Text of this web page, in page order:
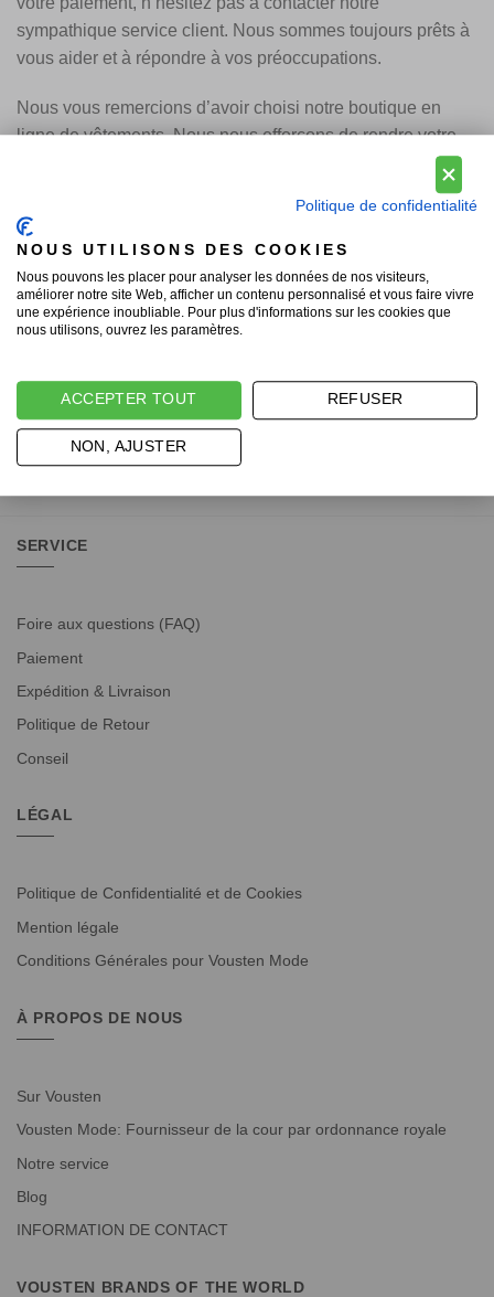
sympathique service client. Nous sommes toujours prêts à
vous aider et à répondre à vos préoccupations.
Nous vous remercions d’avoir choisi notre boutique en
ligne de vêtements. Nous nous efforçons de rendre votre
expérience d’achat aussi agréable que possible, de la
réalisation sécurisée et facile de votre paiement. Nous
apprécions votre confiance en nous et avons hâte de vous
servir.
Vousten obtient un score de 4.9 / 5 sur la base de 529
SERVICE
Foire aux questions (FAQ)
Paiement
Expédition & Livraison
Politique de Retour
Conseil
LÉGAL
Politique de Confidentialité et de Cookies
Mention légale
Conditions Générales pour Vousten Mode
À PROPOS DE NOUS
Sur Vousten
Vousten Mode: Fournisseur de la cour par ordonnance royale
Notre service
Blog
INFORMATION DE CONTACT
VOUSTEN BRANDS OF THE WORLD
Politique de confidentialité
NOUS UTILISONS DES COOKIES
Nous pouvons les placer pour analyser les données de nos visiteurs,
améliorer notre site Web, afficher un contenu personnalisé et vous faire vivre
une expérience inoubliable. Pour plus d'informations sur les cookies que
nous utilisons, ouvrez les paramètres.
ACCEPTER TOUT REFUSER
NON, AJUSTER